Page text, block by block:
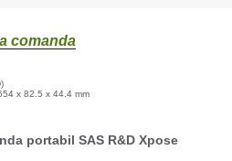
comanda
x 82.5 x 44.4 mm
portabil SAS R&D Xpose